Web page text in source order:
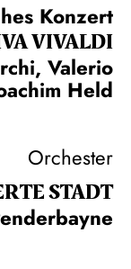
Konzert
VIVALDI
Valerio
Held
Orchester
STADT